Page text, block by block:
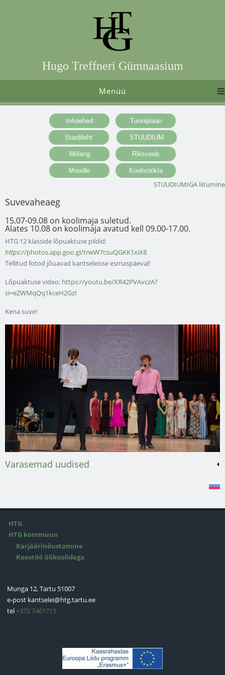
Hugo Treffneri Gümnaasium
Menüü
STUUDIUMIGA liitumine
Suvevaheaeg
15.07-09.08 on koolimaja suletud.
Alates 10.08 on koolimaja avatud kell 09.00-17.00.
HTG 12 klasside lõpuaktuse pildid:
https://photos.app.goo.gl/trwW7csuQGKK1xiX8
Tellitud fotod jõuavad kantseleisse esmaspäeval!
Lõpuaktuse video: https://youtu.be/XR42PVAvczA?
si=eZWMqQq1kceH2GzI
Kena suve!
Varasemad uudised
HTG
HTG kommuun
Karjäärinõustamine
Koostöö ülikoolidega
Munga 12, Tartu 51007
e-post kantselei@htg.tartu.ee
tel+372 7461715